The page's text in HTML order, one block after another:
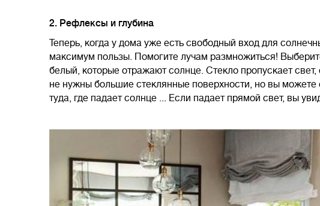
2. Рефлексы и глубина
Теперь, когда у дома уже есть свободный вход для
максимум пользы. Помогите лучам размножиться!
белый, которые отражают солнце. Стекло пропускает
не нужны большие стеклянные поверхности, но вы можете
туда, где падает солнце ... Если падает прямой свет, вы